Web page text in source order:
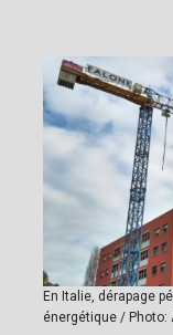
En Italie, dérapage
énergétique / Photo: